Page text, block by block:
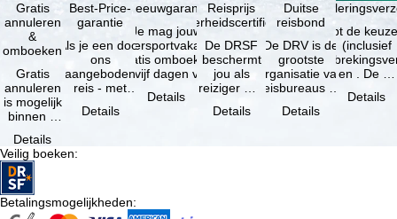
Gratis
annuleren
&
omboeken
Gratis
annuleren
is mogelijk
binnen 5
de
boeking,
als jouw
vakantie …
Details
Best-Price-
garantie
Als je een door
ons
aangeboden
reis - met
dezelfde inhoud
en
Details
Sneeuwgarantie
Je mag jouw
wintersportvakantie
gratis omboeken
als vijf dagen voor
Details
Reisprijs
zekerheidscertificaat
De DRSF
beschermt
jou als
reiziger met
pakketreis
Details
Duitse
reisbond
De DRV is de
grootste
organisatie van
reisbureaus en
in Duitsland. …
Details
Je hebt de
(inclusief
en . De …
Details
Veilig boeken:
Betalingsmogelijkheden: